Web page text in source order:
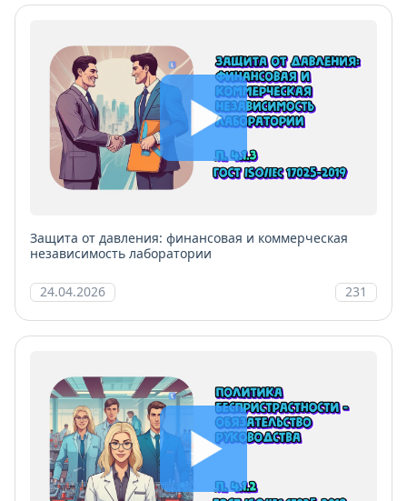
Защита от давления: финансовая и коммерческая
независимость лаборатории
24.04.2026 231